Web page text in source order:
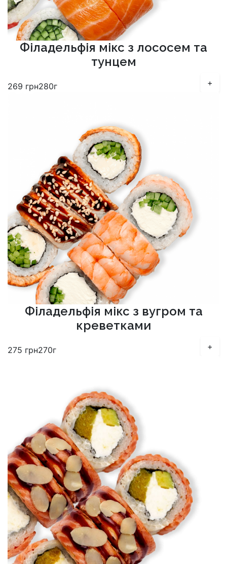
Філадельфія мікс з лососем та
тунцем
269 грн280г +
Філадельфія мікс з вугром та
креветками
275 грн270г +